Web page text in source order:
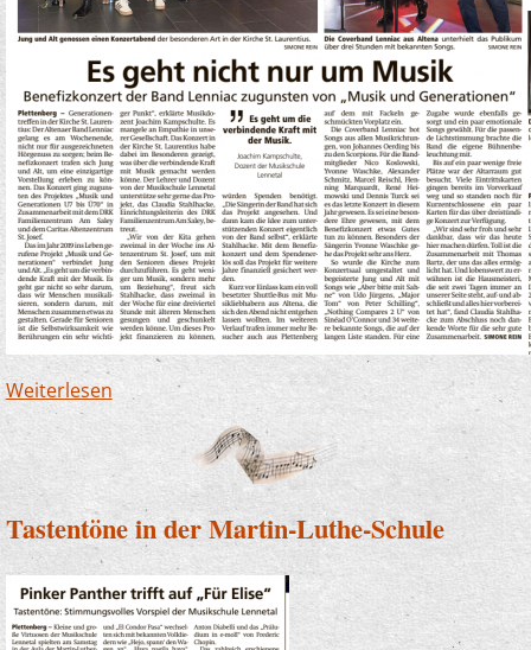
Weiterlesen über Benefizkonzert für unser Projekt "Musik
und Generationen" in Kooperation mit dem
DRK-Familienzentrum Am Saley
Tastentöne in der Martin-Luthe-Schule